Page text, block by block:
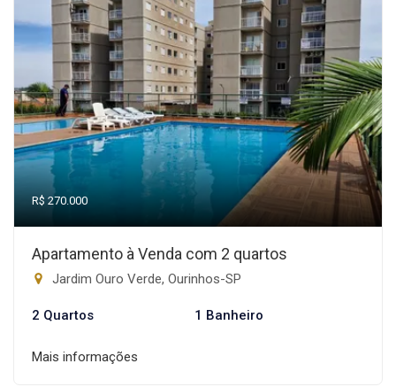
R$ 270.000
Apartamento à Venda com 2 quartos
Jardim Ouro Verde, Ourinhos-SP
2 Quartos 1 Banheiro
Mais informações